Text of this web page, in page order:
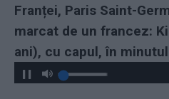
Franței, Paris Saint-
marcat de un francez:
ani), cu capul, în